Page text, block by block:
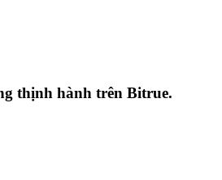
thịnh hành trên Bitrue.